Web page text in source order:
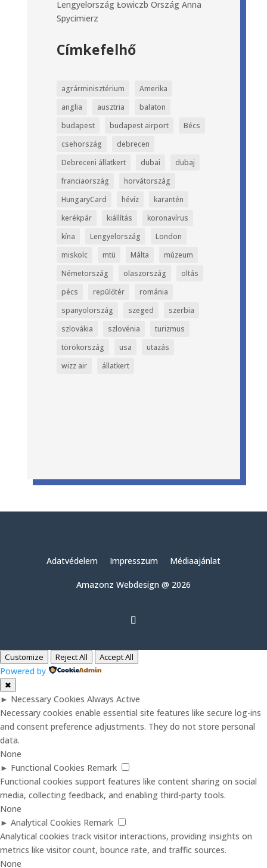
Lengyelország Łowiczb Ország Anna
Spycimierz
Címkefelhő
agrárminisztérium
Amerika
anglia
ausztria
balaton
budapest
budapest airport
Bécs
csehország
debrecen
Debreceni állatkert
dubai
dubaj
franciaország
horvátország
HungaryCard
hévíz
karantén
kerékpár
kiállítás
koronavírus
kína
Lengyelország
London
miskolc
mtü Málta
múzeum
Németország
olaszország
oltás
pécs
repülőtér
románia
spanyolország
szeged
szerbia
szlovákia
szlovénia
turizmus
törökország
usa
utazás
wizz air
állatkert
Adatvédelem Impresszum Médiaajánlat
Amazonz Webdesign @ 2026
Customize Reject All Accept All
Powered by
✖
► Necessary Cookies Always Active
Necessary cookies enable essential site features like secure log-ins
and consent preference adjustments. They do not store personal
data.
None
► Functional Cookies Remark
Functional cookies support features like content sharing on social
media, collecting feedback, and enabling third-party tools.
None
► Analytical Cookies Remark
Analytical cookies track visitor interactions, providing insights on
metrics like visitor count, bounce rate, and traffic sources.
None